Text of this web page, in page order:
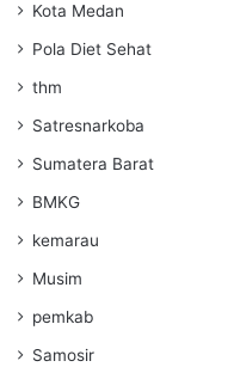
Kota Medan
Pola Diet Sehat
thm
Satresnarkoba
Sumatera Barat
BMKG
kemarau
Musim
pemkab
Samosir